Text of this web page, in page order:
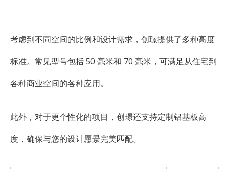
考虑到不同空间的比例和设计需求，创璟提供了多种高度
标准。常见型号包括 50 毫米和 70 毫米，可满足从住宅到
各种商业空间的各种应用。
此外，对于更个性化的项目，创璟还支持定制铝基板高
度，确保与您的设计愿景完美匹配。